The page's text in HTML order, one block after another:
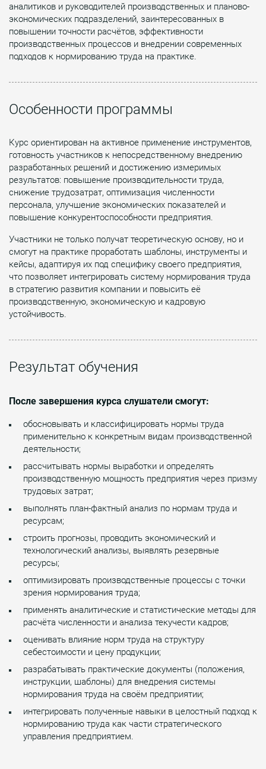
аналитиков и руководителей производственных и планово-
экономических подразделений, заинтересованных в
повышении точности расчётов, эффективности
производственных процессов и внедрении современных
подходов к нормированию труда на практике.
Особенности программы
Курс ориентирован на активное применение инструментов,
готовность участников к непосредственному внедрению
разработанных решений и достижению измеримых
результатов: повышение производительности труда,
снижение трудозатрат, оптимизация численности
персонала, улучшение экономических показателей и
повышение конкурентоспособности предприятия.
Участники не только получат теоретическую основу, но и
смогут на практике проработать шаблоны, инструменты и
кейсы, адаптируя их под специфику своего предприятия,
что позволяет интегрировать систему нормирования труда
в стратегию развития компании и повысить её
производственную, экономическую и кадровую
устойчивость.
Результат обучения
После завершения курса слушатели смогут:
обосновывать и классифицировать нормы труда
применительно к конкретным видам производственной
деятельности;
рассчитывать нормы выработки и определять
производственную мощность предприятия через призму
трудовых затрат;
выполнять план-фактный анализ по нормам труда и
ресурсам;
строить прогнозы, проводить экономический и
технологический анализы, выявлять резервные
ресурсы;
оптимизировать производственные процессы с точки
зрения нормирования труда;
применять аналитические и статистические методы для
расчёта численности и анализа текучести кадров;
оценивать влияние норм труда на структуру
себестоимости и цену продукции;
разрабатывать практические документы (положения,
инструкции, шаблоны) для внедрения системы
нормирования труда на своём предприятии;
интегрировать полученные навыки в целостный подход к
нормированию труда как части стратегического
управления предприятием.